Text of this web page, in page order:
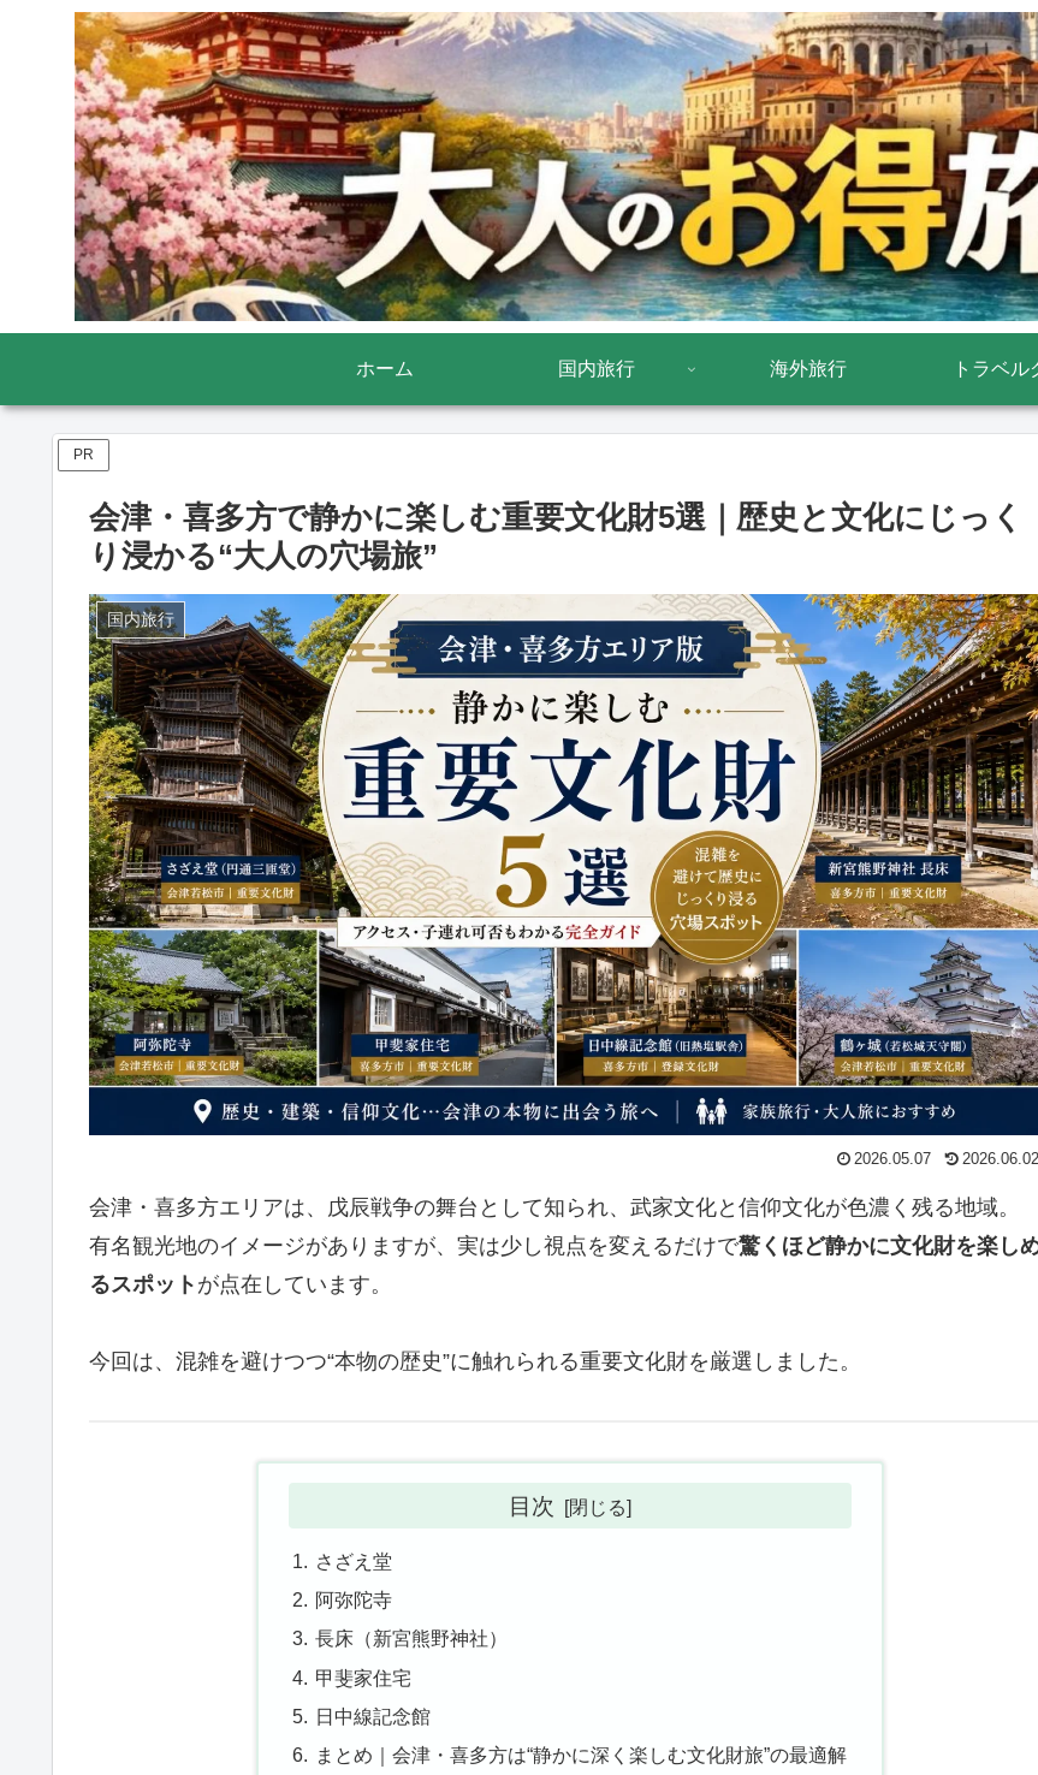
ホーム 国内旅行 海外旅行 トラベル
PR
会津・喜多方で静かに楽しむ重要文化財5選｜歴史と文化にじっく
り浸かる“大人の穴場旅”
国内旅行
2026.05.07 2026.06.02
会津・喜多方エリアは、戊辰戦争の舞台として知られ、武家文化と信仰文化が色濃く残る地域。
有名観光地のイメージがありますが、実は少し視点を変えるだけで驚くほど静かに文化財を楽し
るスポット が点在しています。
今回は、混雑を避けつつ“本物の歴史”に触れられる重要文化財を厳選しました。
目次
さざえ堂
阿弥陀寺
長床（新宮熊野神社）
甲斐家住宅
日中線記念館
まとめ｜会津・喜多方は“静かに深く楽しむ文化財旅”の最適解